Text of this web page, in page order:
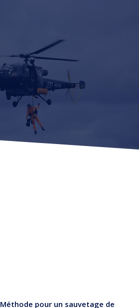
Méthode pour un sauvetage de